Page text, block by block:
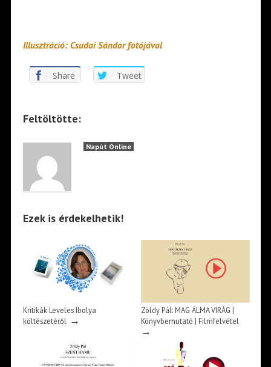
Illusztráció: Csudai Sándor fotójával
Share Tweet
Feltöltötte:
Napút Online
Ezek is érdekelhetik!
Kritikák Leveles Ibolya
költészetéről→
Zöldy Pál: MAG ÁLMA VIRÁG |
Könyvbemutató | Filmfelvétel
→